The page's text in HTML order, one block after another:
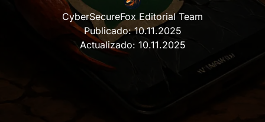
CyberSecureFox Editorial Team
Publicado:10.11.2025
Actualizado: 10.11.2025